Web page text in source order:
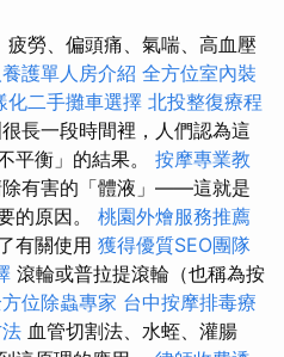
勞、偏頭痛、氣喘、高血壓
護單人房介紹 全方位室內裝
化二手攤車選擇 北投整復療程
長一段時間裡，人們認為這
平衡」的結果。 按摩專業教
除有害的「體液」——這就是
的原因。 桃園外燴服務推薦
有關使用 獲得優質SEO團隊
滾輪或普拉提滾輪（也稱為按
位除蟲專家 台中按摩排毒療
血管切割法、水蛭、灌腸